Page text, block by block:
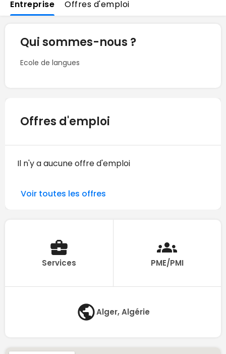
Entreprise Offres d'emploi
Qui sommes-nous ?
Ecole de langues
Offres d'emploi
Il n'y a aucune offre d'emploi
Voir toutes les offres
Services PME/PMI
Alger, Algérie